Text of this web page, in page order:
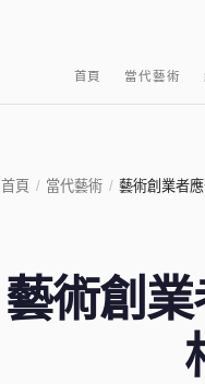
首頁 當代藝術
首頁 / 當代藝術 / 藝術創業者
藝術創